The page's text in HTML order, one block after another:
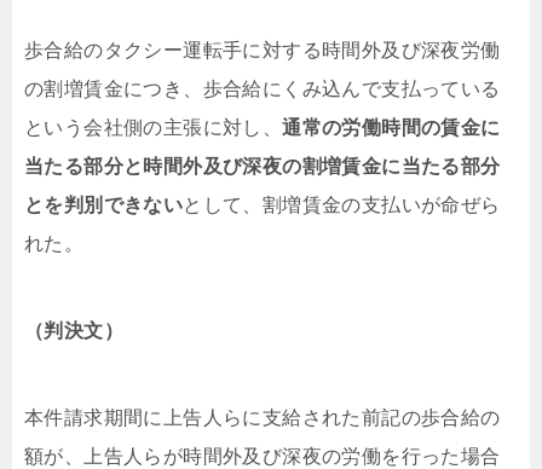
歩合給のタクシー運転手に対する時間外及び深夜労働
の割増賃金につき、歩合給にくみ込んで支払っている
という会社側の主張に対し、通常の労働時間の賃金に
当たる部分と時間外及び深夜の割増賃金に当たる部分
とを判別できないとして、割増賃金の支払いが命ぜら
れた。
（判決文）
本件請求期間に上告人らに支給された前記の歩合給の
額が、上告人らが時間外及び深夜の労働を行った場合